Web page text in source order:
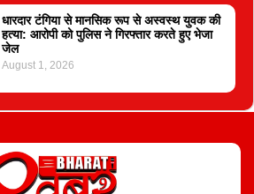
धारदार टंगिया से मानसिक रूप से अस्वस्थ युवक की
हत्या: आरोपी को पुलिस ने गिरफ्तार करते हुए भेजा
जेल
August 1, 2026